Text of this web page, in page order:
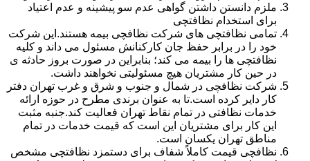
ملزم دانستن داشتن گواهی عدم سو پیشینه و عدم اعتیاد
برای استخدام نظافتچی
تمامی نظافتچی های شرکت نظافچی بیمه هستند.این شرکت
خود را در برابر حفظ جان کارکنانش مسئول می داند و کلیه
نظافتچی ها را بیمه می کند؛ بنابراین در صورت بروز حادثه ی
در حین کار مشتریان هیچ مسئولیتی نخواهند داشت.
شرکت نظافچی در شمال و جنوب و شرق و غرب تهران دفتر
کار دایر کرده است.تا به عنوان برندی مطرح در حوزه ارائه
خدمات نظافتی در تمام نقاط تهران فعالیت کند.جنبه مثبت
این کار برای مشتریان این است که قیمت خدمات در تمام
مناطق تهران یکسان است.
نظافچی قیمت کاملاً شفاف برای دستمزد نظافتچی مشخص